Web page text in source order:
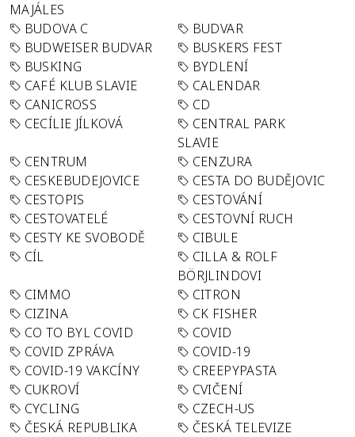
MAJÁLES
BUDOVA C
BUDVAR
BUDWEISER BUDVAR
BUSKERS FEST
BUSKING
BYDLENÍ
CAFÉ KLUB SLAVIE
CALENDAR
CANICROSS
CD
CECÍLIE JÍLKOVÁ
CENTRAL PARK
SLAVIE
CENTRUM
CENZURA
CESKEBUDEJOVICE
CESTA DO BUDĚJOVIC
CESTOPIS
CESTOVÁNÍ
CESTOVATELÉ
CESTOVNÍ RUCH
CESTY KE SVOBODĚ
CIBULE
CÍL
CILLA & ROLF
BÖRJLINDOVI
CIMMO
CITRON
CIZINA
CK FISHER
CO TO BYL COVID
COVID
COVID ZPRÁVA
COVID-19
COVID-19 VAKCÍNY
CREEPYPASTA
CUKROVÍ
CVIČENÍ
CYCLING
CZECH-US
ČESKÁ REPUBLIKA
ČESKÁ TELEVIZE